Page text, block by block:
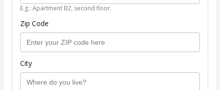
E.g.: Apartment B2, second floor.
Zip Code
City